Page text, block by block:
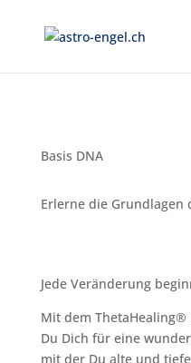
Basis DNA
Erlerne die Grundlagen
Jede Veränderung
Mit dem ThetaHealing®
Du Dich für eine
mit der Du alte und